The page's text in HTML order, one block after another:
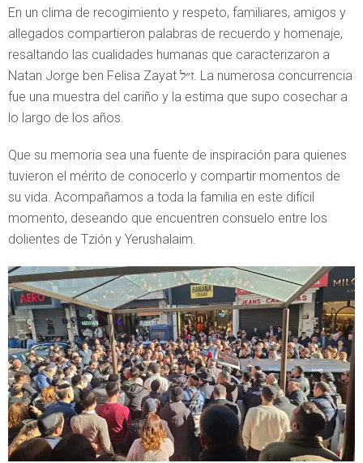
En un clima de recogimiento y respeto, familiares, amigos y
allegados compartieron palabras de recuerdo y homenaje,
resaltando las cualidades humanas que caracterizaron a
Natan Jorge ben Felisa Zayat ז״ל. La numerosa concurrencia
fue una muestra del cariño y la estima que supo cosechar a
lo largo de los años.
Que su memoria sea una fuente de inspiración para quienes
tuvieron el mérito de conocerlo y compartir momentos de
su vida. Acompañamos a toda la familia en este difícil
momento, deseando que encuentren consuelo entre los
dolientes de Tzión y Yerushalaim.